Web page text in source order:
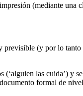
(mediante
(y por lo
las cuida’) y
formal de